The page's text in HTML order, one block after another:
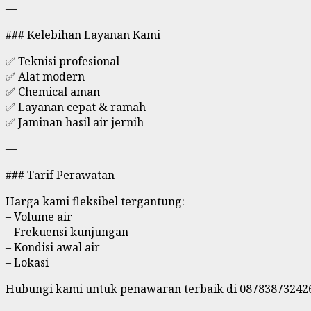
—
### Kelebihan Layanan Kami
✅ Teknisi profesional
✅ Alat modern
✅ Chemical aman
✅ Layanan cepat & ramah
✅ Jaminan hasil air jernih
—
### Tarif Perawatan
Harga kami fleksibel tergantung:
– Volume air
– Frekuensi kunjungan
– Kondisi awal air
– Lokasi
Hubungi kami untuk penawaran terbaik di